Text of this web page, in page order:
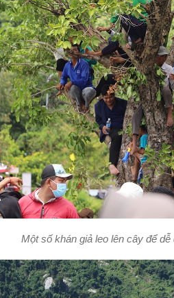
Một số khán giả leo lên cây để